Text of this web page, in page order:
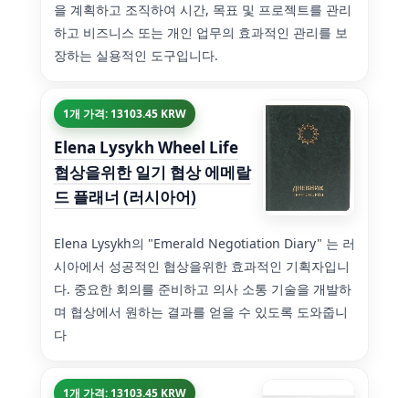
을 계획하고 조직하여 시간, 목표 및 프로젝트를 관리
하고 비즈니스 또는 개인 업무의 효과적인 관리를 보
장하는 실용적인 도구입니다.
1개 가격: 13103.45 KRW
Elena Lysykh Wheel Life
협상을위한 일기 협상 에메랄
드 플래너 (러시아어)
Elena Lysykh의 "Emerald Negotiation Diary" 는 러
시아에서 성공적인 협상을위한 효과적인 기획자입니
다. 중요한 회의를 준비하고 의사 소통 기술을 개발하
며 협상에서 원하는 결과를 얻을 수 있도록 도와줍니
다
1개 가격: 13103.45 KRW